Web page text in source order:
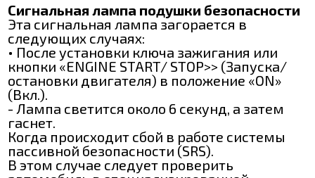
Сигнальная лампа подушки безопасности
Эта сигнальная лампа загорается в
следующих случаях:
• После установки ключа зажигания или
кнопки «ENGINE START/ ЅТОР>> (Запуска/
остановки двигателя) в положение «ON»
(Вкл.).
- Лампа светится около 6 секунд, а затем
гаснет.
Когда происходит сбой в работе системы
пассивной безопасности (SRS).
В этом случае следует проверить